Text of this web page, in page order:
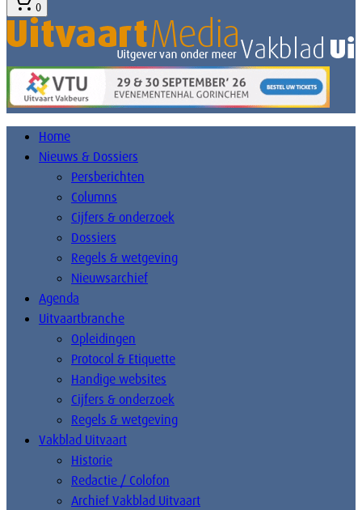
0
Home
Nieuws & Dossiers
Persberichten
Columns
Cijfers & onderzoek
Dossiers
Regels & wetgeving
Nieuwsarchief
Agenda
Uitvaartbranche
Opleidingen
Protocol & Etiquette
Handige websites
Cijfers & onderzoek
Regels & wetgeving
Vakblad Uitvaart
Historie
Redactie / Colofon
Archief Vakblad Uitvaart